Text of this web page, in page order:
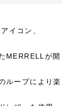
イコン、
MERRELLが開
ループにより楽